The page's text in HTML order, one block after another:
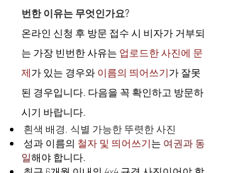
번한 이유는 무엇인가요?
온라인 신청 후 방문 접수 시 비자가 거부되
는 가장 빈번한 사유는 업로드한 사진에 문
제가 있는 경우와 이름의 띄어쓰기가 잘못
된 경우입니다. 다음을 꼭 확인하고 방문하
시기 바랍니다.
흰색 배경, 식별 가능한 뚜렷한 사진
성과 이름의 철자 및 띄어쓰기는 여권과 동
일해야 합니다.